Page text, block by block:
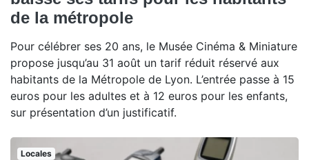
de la métropole
Pour célébrer ses 20 ans, le Musée Cinéma & Miniature
propose jusqu’au 31 août un tarif réduit réservé aux
habitants de la Métropole de Lyon. L’entrée passe à 15
euros pour les adultes et à 12 euros pour les enfants,
sur présentation d’un justificatif.
Locales